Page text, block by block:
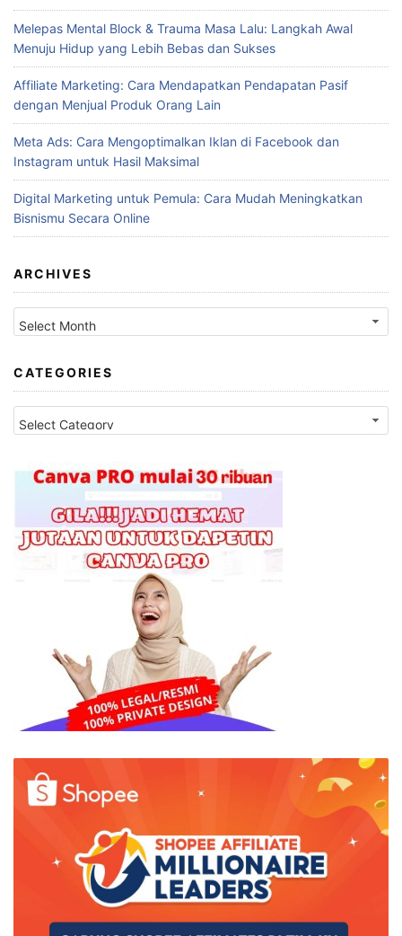
Melepas Mental Block & Trauma Masa Lalu: Langkah Awal
Menuju Hidup yang Lebih Bebas dan Sukses
Affiliate Marketing: Cara Mendapatkan Pendapatan Pasif
dengan Menjual Produk Orang Lain
Meta Ads: Cara Mengoptimalkan Iklan di Facebook dan
Instagram untuk Hasil Maksimal
Digital Marketing untuk Pemula: Cara Mudah Meningkatkan
Bisnismu Secara Online
ARCHIVES
Archives
CATEGORIES
Categories